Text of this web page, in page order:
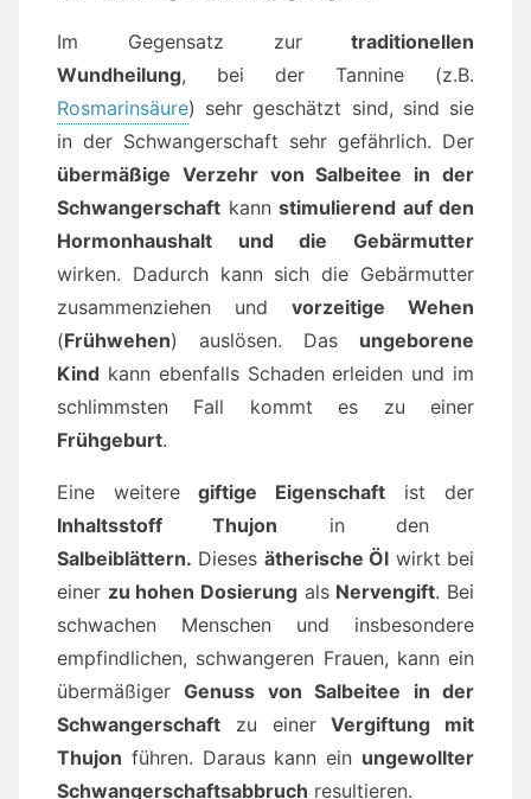
Im Gegensatz zur traditionellen
Wundheilung, bei der Tannine (z.B.
Rosmarinsäure) sehr geschätzt sind, sind sie
in der Schwangerschaft sehr gefährlich. Der
übermäßige Verzehr von Salbeitee in der
Schwangerschaft kann stimulierend auf den
Hormonhaushalt und die Gebärmutter
wirken. Dadurch kann sich die Gebärmutter
zusammenziehen und vorzeitige Wehen
(Frühwehen) auslösen. Das ungeborene
Kind kann ebenfalls Schaden erleiden und im
schlimmsten Fall kommt es zu einer
Frühgeburt.
Eine weitere giftige Eigenschaft ist der
Inhaltsstoff Thujon in den
Salbeiblättern. Dieses ätherische Öl wirkt bei
einer zu hohen Dosierung als Nervengift. Bei
schwachen Menschen und insbesondere
empfindlichen, schwangeren Frauen, kann ein
übermäßigerGenuss von Salbeitee in der
Schwangerschaft zu einerVergiftung mit
Thujon führen. Daraus kann ein ungewollter
Schwangerschaftsabbruch resultieren.